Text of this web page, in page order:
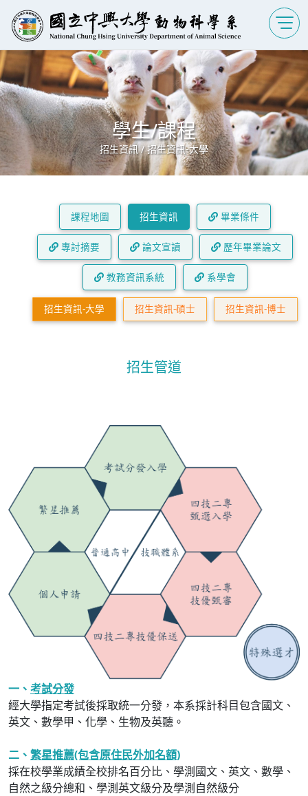
學生/課程
招生資訊 / 招生資訊-大學
課程地圖 招生資訊 畢業條件
專討摘要 論文宣讀 歷年畢業論文
教務資訊系統 系學會
招生資訊-大學 招生資訊-碩士 招生資訊-博士
招生管道
一、 考試分發
經大學指定考試後採取統一分發，本系採計科目包含國文、
英文、數學甲、化學、生物及英聽。
二、 繁星推薦(包含原住民外加名額)
採在校學業成績全校排名百分比、學測國文、英文、數學、
自然之級分總和、學測英文級分及學測自然級分